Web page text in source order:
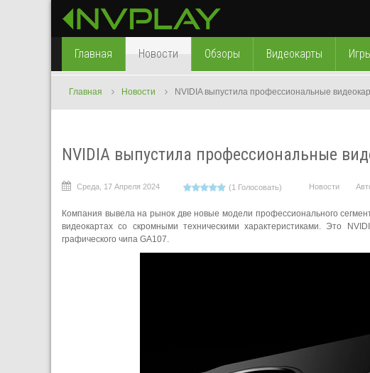
Главная Новости Обзоры Видеокарты
Главная Новости NVIDIA выпустила профессиональные
NVIDIA выпустила профессиональные
Среда, 17 Апреля 2024 (1 Голосовать) Новости
Компания вывела на рынок две новые модели профессионального
видеокартах со скромными техническими характеристиками. Это
графического чипа GA107.